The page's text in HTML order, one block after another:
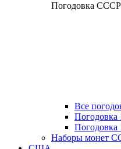
Погодовка СССР
Все
Погодовка
Погодовка
Наборы монет